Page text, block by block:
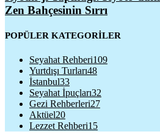
Zen Bahçesinin Sırrı
POPÜLER KATEGORİLER
Seyahat Rehberi109
Yurtdışı Turları48
İstanbul33
Seyahat İpuçları32
Gezi Rehberleri27
Aktüel20
Lezzet Rehberi15